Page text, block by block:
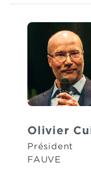
Olivier
Président
FAUVE